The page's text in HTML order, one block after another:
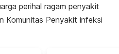
perihal ragam penyakit
Komunitas Penyakit infeksi